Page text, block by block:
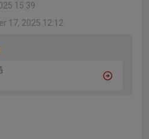
15:39
17, 2025 12:12